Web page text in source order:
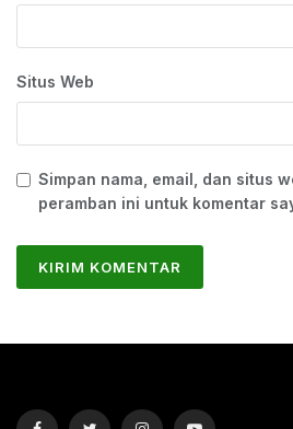
Situs Web
Simpan nama, email, dan situs
peramban ini untuk komentar